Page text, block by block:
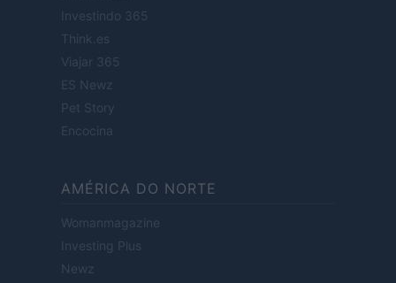
Investindo 365
Think.es
Viajar 365
ES Newz
Pet Story
Encocina
AMÉRICA DO NORTE
Womanmagazine
Investing Plus
Newz